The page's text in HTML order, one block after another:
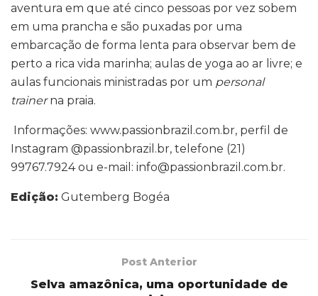
aventura em que até cinco pessoas por vez sobem
em uma prancha e são puxadas por uma
embarcação de forma lenta para observar bem de
perto a rica vida marinha; aulas de yoga ao ar livre; e
aulas funcionais ministradas por um personal
trainerna praia.
Informações: www.passionbrazil.com.br, perfil de
Instagram @passionbrazil.br, telefone (21)
99767.7924 ou e-mail: info@passionbrazil.com.br.
Edição: Gutemberg Bogéa
Post Anterior
Selva amazônica, uma oportunidade de